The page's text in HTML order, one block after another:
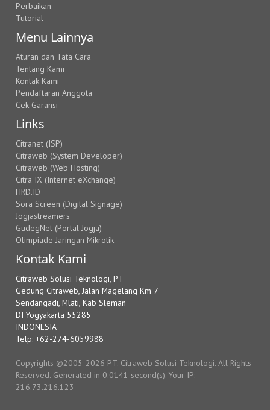
Perbaikan
Tutorial
Menu Lainnya
Aturan dan Tata Cara
Tentang Kami
Kontak Kami
Pendaftaran Anggota
Cek Garansi
Links
Citranet (ISP)
Citraweb (System Developer)
Citraweb (Web Hosting)
Citra IX (Internet eXchange)
HRD.ID
Sora Screen (Digital Signage)
Jogjastreamers
GudegNet (Portal Jogja)
Olimpiade Jaringan Mikrotik
Kontak Kami
Citraweb Solusi Teknologi, PT
Gedung Citraweb, Jalan Magelang Km 7
Sendangadi, Mlati, Kab Sleman
DI Yogyakarta 55285
INDONESIA
Telp: +62-274-6059988
Copyrights ©2005-2026 PT. Citraweb Solusi Teknologi. All Rights
Reserved. Generated in 0.0141 second(s). Your IP:
216.73.216.123